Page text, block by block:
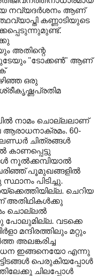
നവ്യദര്‍ശനം ആണ്‌
കണ്ണാടിയുടെ
അതിന്റെ
"ടോക്കണ്‍" ആണ്‌
ഒരു
നാമം ചൊല്ലലാണ്‌
ആരാധനാക്രമം. 60-
ചിത്രങ്ങള്‍
കാണപ്പെട്ടു
നൂല്‍ക്കമ്പിയാല്‍
പൂമുഖങ്ങളില്‍
പിടിച്ചു.
ചെറിയ
അതിഥികള്‍ക്കു
ചൊല്ലല്‍
പോലുമില്ല. വടക്കെ
മന്ദിരത്തിലും മറ്റും
അലങ്കരിച്ച
ഇങ്ങനെയോ എന്നു
പെരുകിയപ്പോള്‍
ചിലപ്പോള്‍